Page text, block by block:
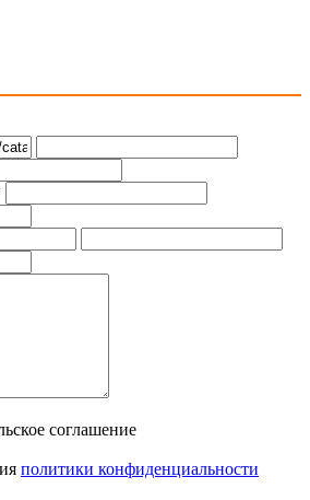
соглашение
политики конфиденциальности